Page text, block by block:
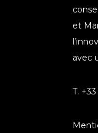
et
avec
T.